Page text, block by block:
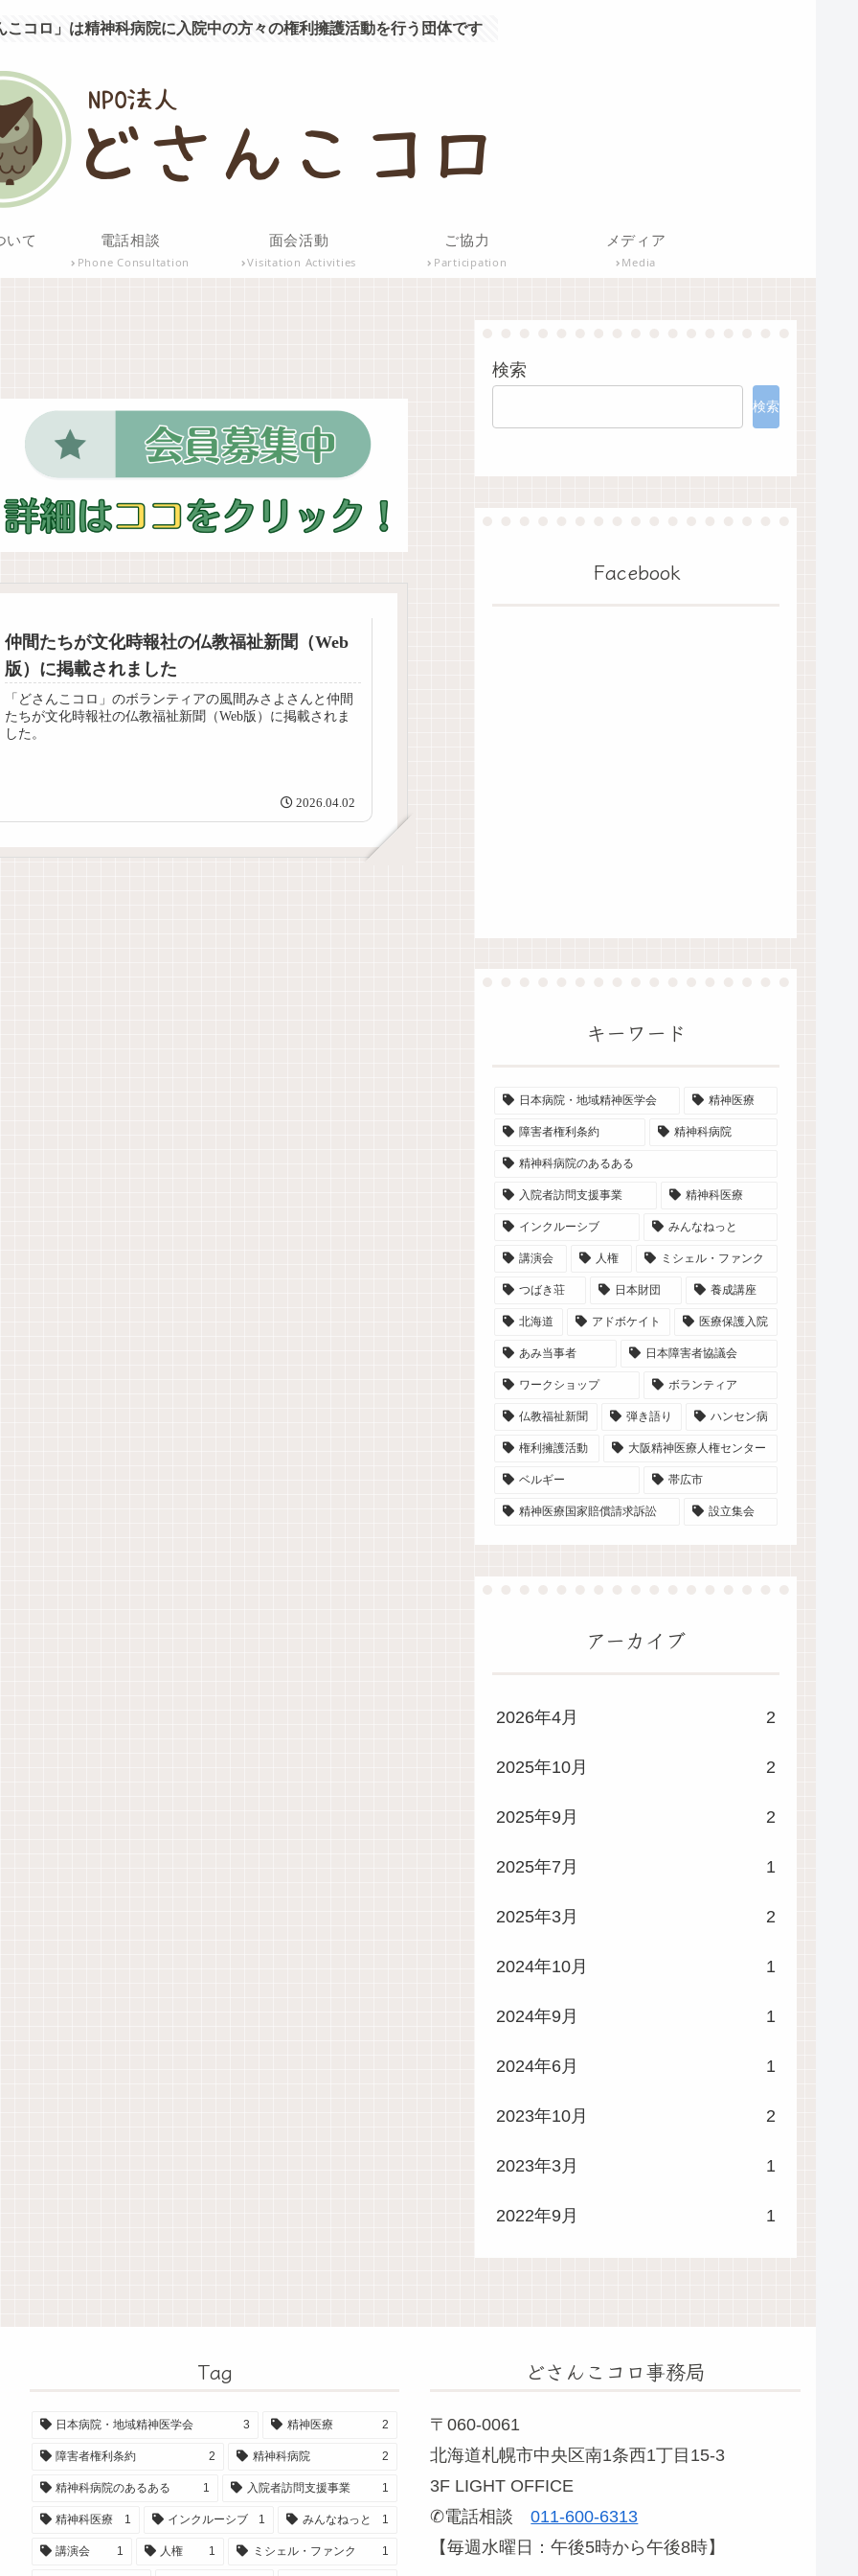
こコロ」は精神科病院に入院中の方々の権利擁護活動を行う団体です
いて 電話相談
Phone Consultation
面会活動
Visitation Activities
ご協力
Participation
メディア
Media
仲間たちが文化時報社の仏教福祉新聞（Web
版）に掲載されました
「どさんこコロ」のボランティアの風間みさよさんと仲間
たちが文化時報社の仏教福祉新聞（Web版）に掲載されま
した。
2026.04.02
検索
検索
Facebook
キーワード
日本病院・地域精神医学会 精神医療
障害者権利条約 精神科病院
精神科病院のあるある
入院者訪問支援事業 精神科医療
インクルーシブ みんなねっと
講演会 人権 ミシェル・ファンク
つばき荘 日本財団 養成講座
北海道 アドボケイト 医療保護入院
あみ当事者 日本障害者協議会
ワークショップ ボランティア
仏教福祉新聞 弾き語り ハンセン病
権利擁護活動 大阪精神医療人権センター
ベルギー 帯広市
精神医療国家賠償請求訴訟 設立集会
アーカイブ
2026年4月 2
2025年10月 2
2025年9月 2
2025年7月 1
2025年3月 2
2024年10月 1
2024年9月 1
2024年6月 1
2023年10月 2
2023年3月 1
2022年9月 1
Tag
日本病院・地域精神医学会 3 精神医療 2
障害者権利条約 2 精神科病院 2
精神科病院のあるある 1 入院者訪問支援事業 1
精神科医療 1 インクルーシブ 1 みんなねっと 1
講演会 1 人権 1 ミシェル・ファンク 1
どさんこコロ事務局
〒060-0061
北海道札幌市中央区南1条西1丁目15-3
3F LIGHT OFFICE
✆電話相談011-600-6313
【毎週水曜日：午後5時から午後8時】